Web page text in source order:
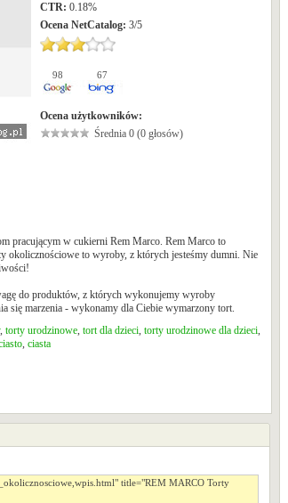
CTR: 0.18%
Ocena NetCatalog: 3/5
98 67
Ocena użytkowników:
Średnia 0 (0 głosów)
pracującym w cukierni Rem Marco. Rem Marco to
okolicznościowe to wyroby, z których jesteśmy dumni. Nie
do produktów, z których wykonujemy wyroby
się marzenia - wykonamy dla Ciebie wymarzony tort.
, torty urodzinowe, tort dla dzieci, torty urodzinowe dla dzieci,
, ciasta